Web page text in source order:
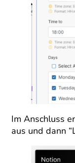
Im Anschluss
aus und dann